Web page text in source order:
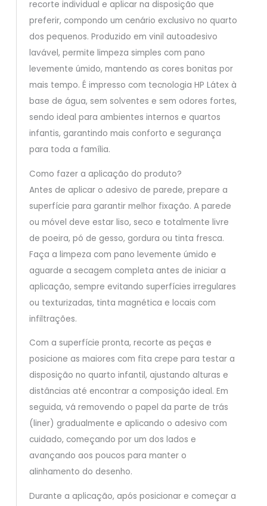
recorte individual e aplicar na disposição que
preferir, compondo um cenário exclusivo no quarto
dos pequenos. Produzido em vinil autoadesivo
lavável, permite limpeza simples com pano
levemente úmido, mantendo as cores bonitas por
mais tempo. É impresso com tecnologia HP Látex à
base de água, sem solventes e sem odores fortes,
sendo ideal para ambientes internos e quartos
infantis, garantindo mais conforto e segurança
para toda a família.
Como fazer a aplicação do produto?
Antes de aplicar o adesivo de parede, prepare a
superfície para garantir melhor fixação. A parede
ou móvel deve estar liso, seco e totalmente livre
de poeira, pó de gesso, gordura ou tinta fresca.
Faça a limpeza com pano levemente úmido e
aguarde a secagem completa antes de iniciar a
aplicação, sempre evitando superfícies irregulares
ou texturizadas, tinta magnética e locais com
infiltrações.
Com a superfície pronta, recorte as peças e
posicione as maiores com fita crepe para testar a
disposição no quarto infantil, ajustando alturas e
distâncias até encontrar a composição ideal. Em
seguida, vá removendo o papel da parte de trás
(liner) gradualmente e aplicando o adesivo com
cuidado, começando por um dos lados e
avançando aos poucos para manter o
alinhamento do desenho.
Durante a aplicação, após posicionar e começar a